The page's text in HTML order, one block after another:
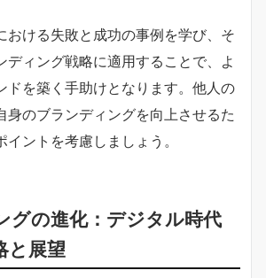
おける失敗と成功の事例を学び、そ
ディング戦略に適用することで、よ
ドを築く手助けとなります。他人の
身のブランディングを向上させるた
ントを考慮しましょう。
グの進化：デジタル時代
と展望